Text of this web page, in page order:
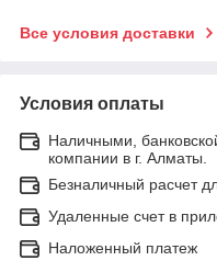
Все условия доставки
Условия оплаты
Наличными,
компании в г. Алматы.
Безналичный расчет
Удаленные счет в
Наложенный платеж